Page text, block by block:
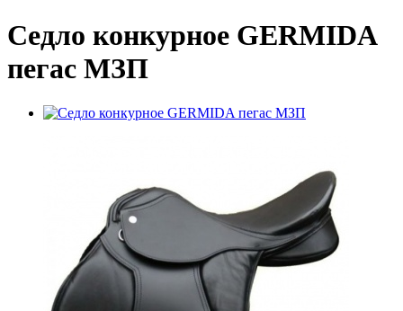
Седло конкурное GERMIDA
пегас МЗП